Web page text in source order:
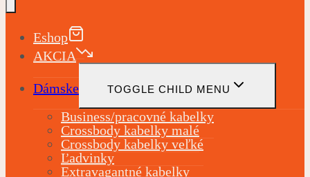
Eshop
AKCIA
Dámske TOGGLE CHILD MENU
Business/pracovné kabelky
Crossbody kabelky malé
Crossbody kabelky veľké
Ľadvinky
Extravagantné kabelky